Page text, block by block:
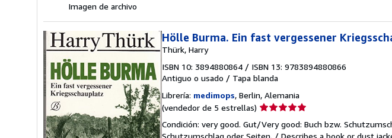
Imagen de archivo
Hölle Burma. Ein fast vergessener
Thürk, Harry
ISBN 10: 3894880864 / ISBN 13: 9783894880866
Antiguo o usado / Tapa blanda
Librería: medimops, Berlin, Alemania
(vendedor de 5 estrellas) Calificación
vendedor:
Condición: very good. Gut/Very good: Buch bzw.
Schutzumschlag oder Seiten. / Describes a book or dust